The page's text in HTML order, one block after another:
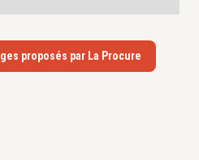
proposés par La Procure